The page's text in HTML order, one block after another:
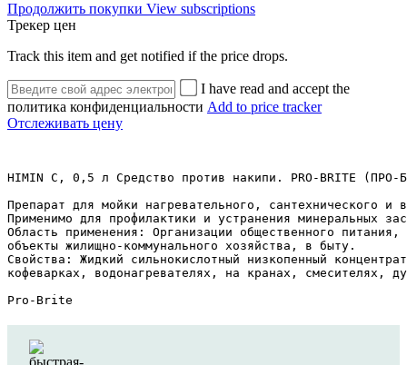
Продолжить покупки View subscriptions
Трекер цен
Track this item and get notified if the price drops.
I have read and accept the
политика конфиденциальности Add to price tracker
Отслеживать цену
HIMIN C, 0,5 л Средство против накипи. PRO-BRITE (ПРО-
Препарат для мойки нагревательного, сантехнического и
Применимо для профилактики и устранения минеральных
Область применения: Организации общественного
объекты жилищно-коммунального хозяйства, в быту.
Свойства: Жидкий сильнокислотный низкопенный
кофеварках, водонагревателях, на кранах, смесителях,
Pro-Brite